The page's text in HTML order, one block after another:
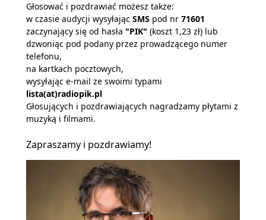
Głosować i pozdrawiać możesz także:
w czasie audycji wysyłając SMS pod nr 71601
zaczynający się od hasła "PIK" (koszt 1,23 zł) lub
dzwoniąc pod podany przez prowadzącego numer
telefonu,
na kartkach pocztowych,
wysyłając e-mail ze swoimi typami
lista(at)radiopik.pl
Głosujących i pozdrawiających nagradzamy płytami z
muzyką i filmami.
Zapraszamy i pozdrawiamy!